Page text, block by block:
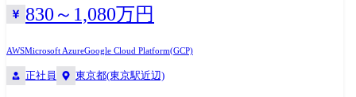
ェクト内チームメンバを推進する。 プロジェクト全体の状況を管理、報
告するとともに、期待される納期、予算、および対象スコープを守る。
ロジェクト ※当組織では複数のプロジェクトを対応しているため、その
830～1,080万円
AWSMicrosoft AzureGoogle Cloud Platform(GCP)
正社員 東京都(東京駅近辺)